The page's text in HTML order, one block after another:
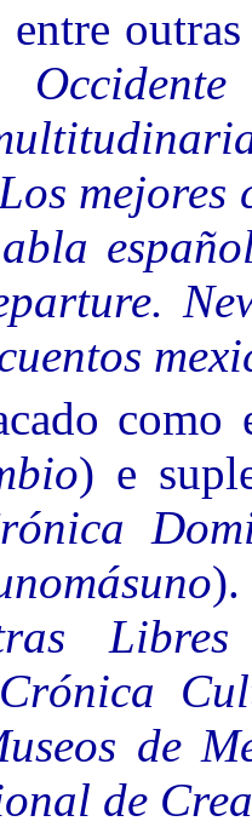
Los mejores
) e
).
Crónica
de
de